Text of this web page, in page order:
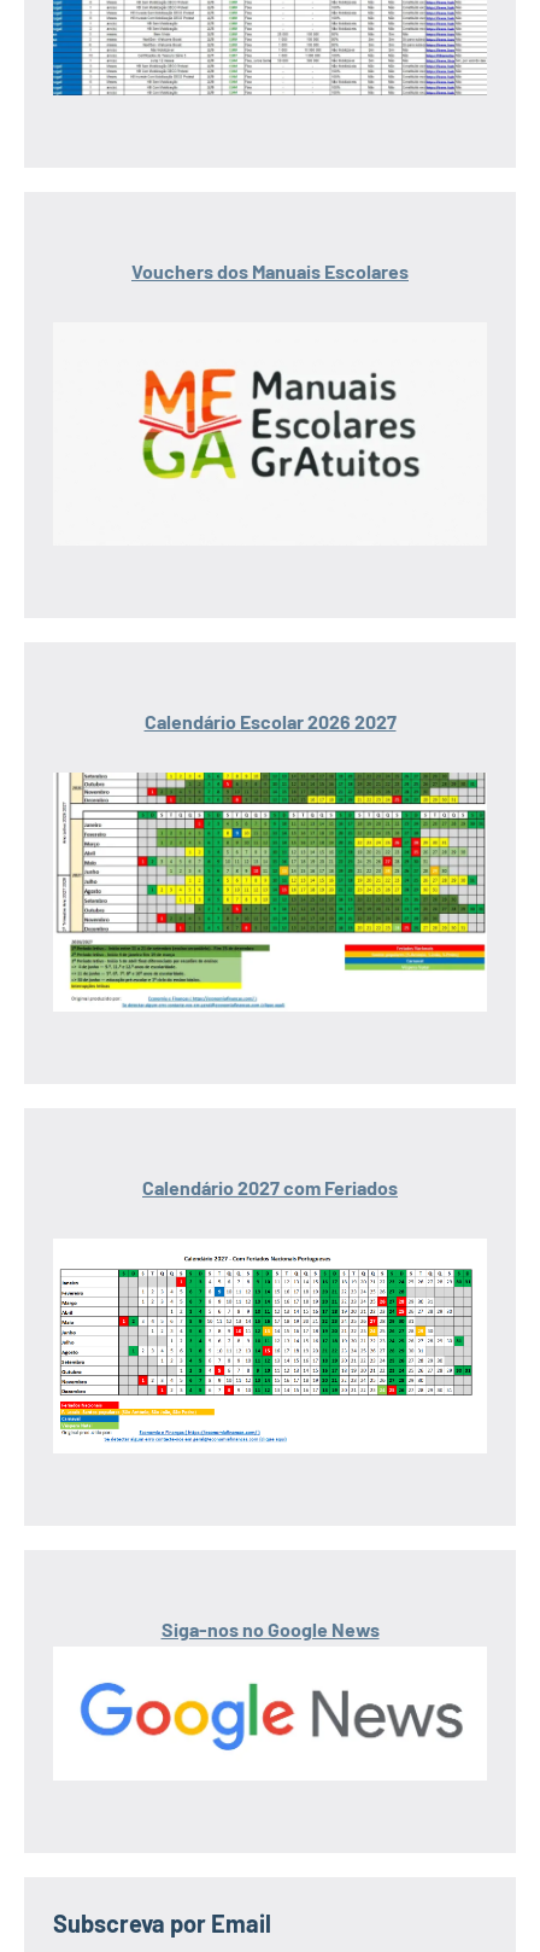
Vouchers dos Manuais Escolares
Calendário Escolar 2026 2027
Calendário 2027 com Feriados
Siga-nos no Google News
Subscreva por Email